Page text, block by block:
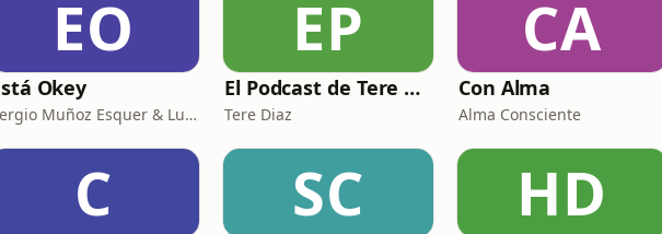
EO
Okey
Sergio Muñoz Esquer & Luisa Fernanda Perez
EP
El Podcast de Tere Díaz
Tere Diaz
CA
Con Alma
Alma Consciente
C SC HD